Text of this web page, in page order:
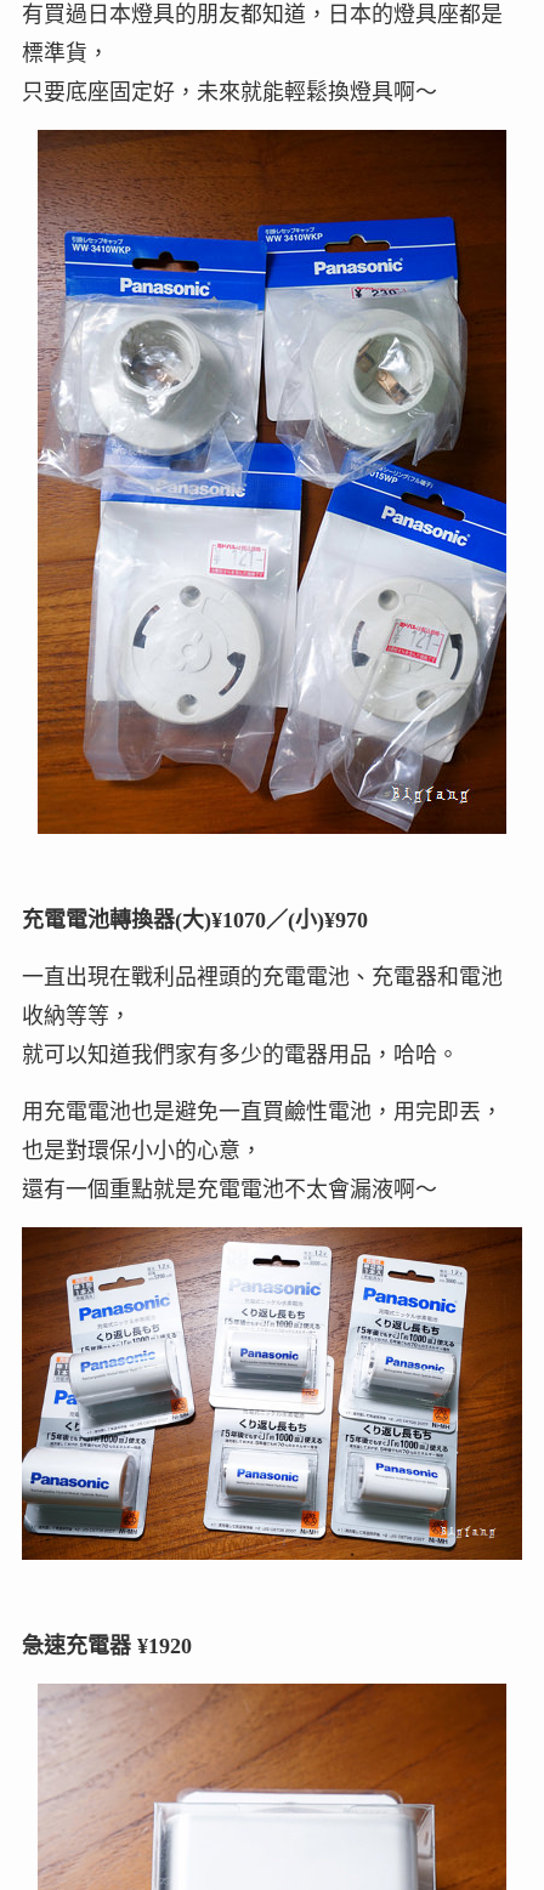
有買過日本燈具的朋友都知道，日本的燈具座都是
標準貨，
只要底座固定好，未來就能輕鬆換燈具啊～
充電電池轉換器(大)¥1070／(小)¥970
一直出現在戰利品裡頭的充電電池、充電器和電池
收納等等，
就可以知道我們家有多少的電器用品，哈哈。
用充電電池也是避免一直買鹼性電池，用完即丟，
也是對環保小小的心意，
還有一個重點就是充電電池不太會漏液啊～
急速充電器 ¥1920